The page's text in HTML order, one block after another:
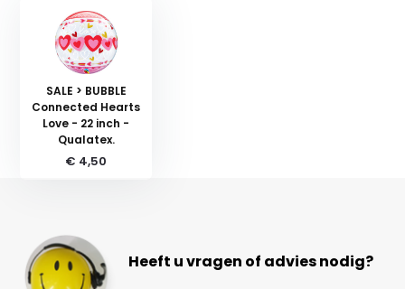
SALE > BUBBLE
Connected Hearts
Love - 22 inch -
Qualatex.
€ 4,50
Heeft u vragen of advies nodig?